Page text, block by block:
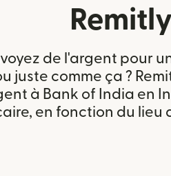
Remitly
de l'argent pour
juste comme ça ?
à Bank of India en
en fonction du lieu